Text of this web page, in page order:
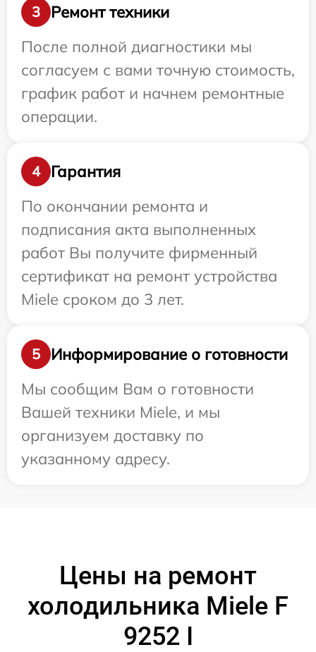
3
Ремонт техники
После полной диагностики мы
согласуем с вами точную стоимость,
график работ и начнем ремонтные
операции.
4
Гарантия
По окончании ремонта и
подписания акта выполненных
работ Вы получите фирменный
сертификат на ремонт устройства
Miele сроком до 3 лет.
5
Информирование о готовности
Мы сообщим Вам о готовности
Вашей техники Miele, и мы
организуем доставку по
указанному адресу.
Цены на ремонт
холодильника Miele F
9252 I